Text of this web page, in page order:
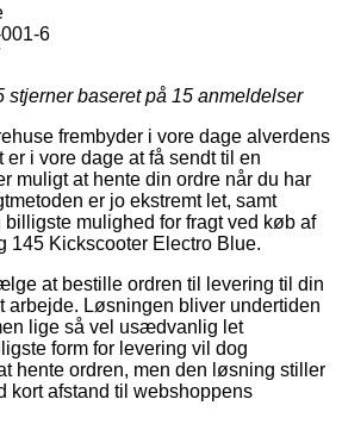
6
stjerner baseret på 15 anmeldelser
frembyder i vore dage alverdens
er i vore dage at få sendt til en
muligt at hente din ordre når du har
er jo ekstremt let, samt
mulighed for fragt ved køb af
145 Kickscooter Electro Blue.
at bestille ordren til levering til din
arbejde. Løsningen bliver undertiden
lige så vel usædvanlig let
form for levering vil dog
hente ordren, men den løsning stiller
kort afstand til webshoppens